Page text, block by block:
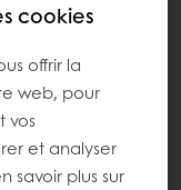
cookies
offrir la
web, pour
vos
et analyser
savoir plus sur